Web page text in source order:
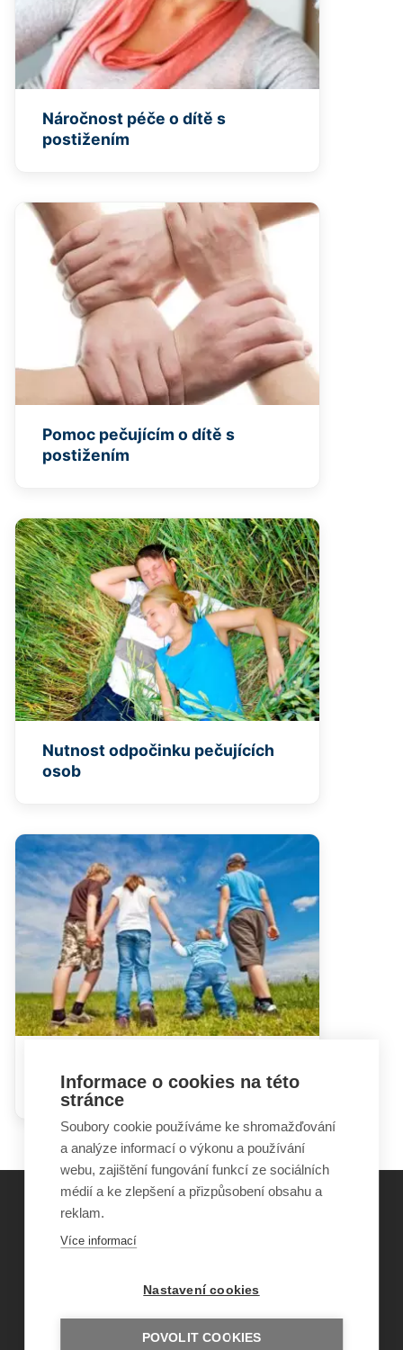
Náročnost péče o dítě s
postižením
Pomoc pečujícím o dítě s
postižením
Nutnost odpočinku pečujících
osob
dítě
©Obecně prospěšná společnost Sirius
ISSN 1805-8876
nazory@sancedetem.cz
Odběr novinek e-mailem
Informace o cookies na této
stránce
Soubory cookie používáme ke shromažďování
a analýze informací o výkonu a používání
webu, zajištění fungování funkcí ze sociálních
médií a ke zlepšení a přizpůsobení obsahu a
reklam.
Více informací
Nastavení cookies
POVOLIT COOKIES